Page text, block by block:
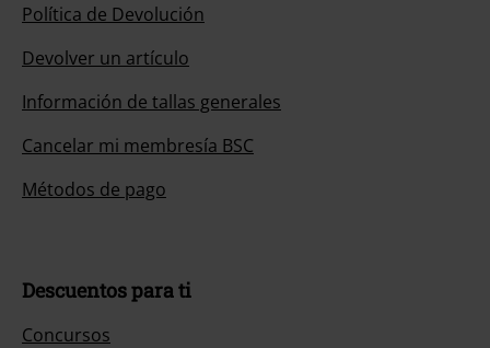
Política de Devolución
Devolver un artículo
Información de tallas generales
Cancelar mi membresía BSC
Métodos de pago
Descuentos para ti
Concursos